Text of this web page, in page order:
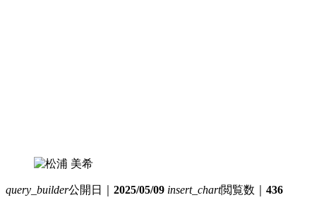
query_builder公開日｜ 2025/05/09 insert_chart閲覧数｜ 436